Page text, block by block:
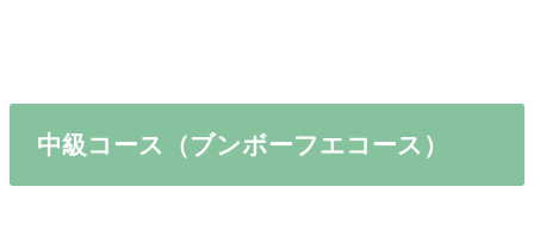
中級コース（ブンボーフエコース）